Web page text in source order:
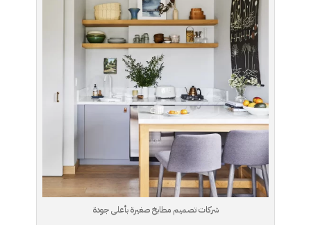
شركات تصميم مطابخ صغيرة بأعلى جودة